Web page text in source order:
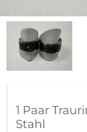
1 Paar
Stahl